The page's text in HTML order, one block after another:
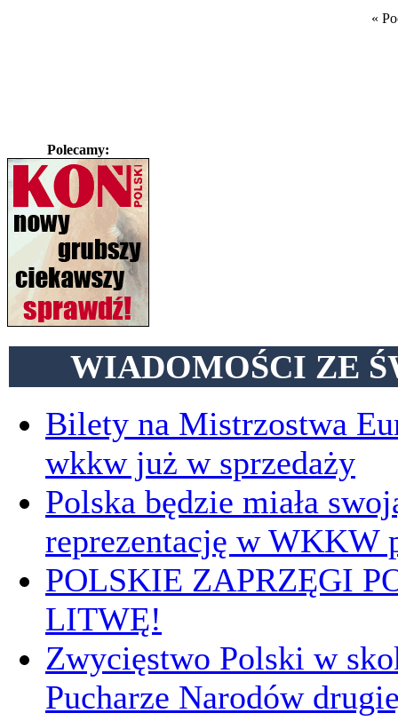
Polecamy:
«
WIADOMOŚCI ZE
Bilety na Mistrzostwa
wkkw już w sprzedaży
Polska będzie miała
reprezentację w WKKW
POLSKIE ZAPRZĘGI
LITWĘ!
Zwycięstwo Polski w
Pucharze Narodów